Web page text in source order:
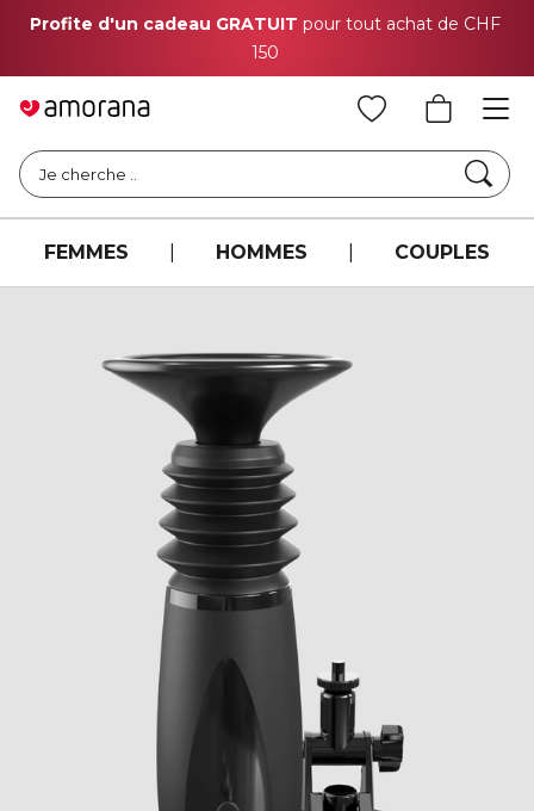
Profite d'un cadeau GRATUIT pour tout achat de CHF
150
Je cherche ..
FEMMES HOMMES COUPLES